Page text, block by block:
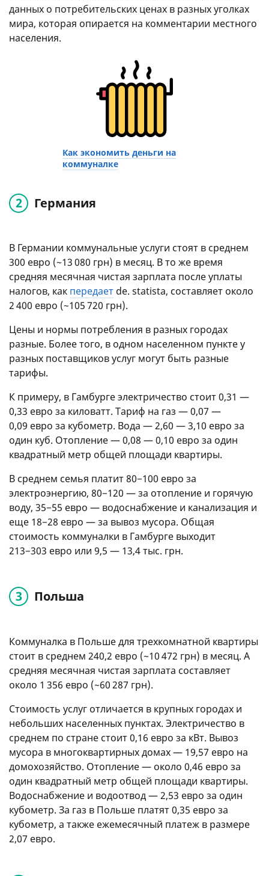
данных о потребительских ценах в разных уголках
мира, которая опирается на комментарии местного
населения.
Как экономить деньги на
коммуналке
Германия
В Германии коммунальные услуги стоят в среднем
300 евро (~13 080 грн) в месяц. В то же время
средняя месячная чистая зарплата после уплаты
налогов, как передает de. statista, составляет около
2 400 евро (~105 720 грн).
Цены и нормы потребления в разных городах
разные. Более того, в одном населенном пункте у
разных поставщиков услуг могут быть разные
тарифы.
К примеру, в Гамбурге электричество стоит 0,31 —
0,33 евро за киловатт. Тариф на газ — 0,07 —
0,09 евро за кубометр. Вода — 2,60 — 3,10 евро за
один куб. Отопление — 0,08 — 0,10 евро за один
квадратный метр общей площади квартиры.
В среднем семья платит 80−100 евро за
электроэнергию, 80−120 — за отопление и горячую
воду, 35−55 евро — водоснабжение и канализация и
еще 18−28 евро — за вывоз мусора. Общая
стоимость коммуналки в Гамбурге выходит
213−303 евро или 9,5 — 13,4 тыс. грн.
Польша
Коммуналка в Польше для трехкомнатной квартиры
стоит в среднем 240,2 евро (~10 472 грн) в месяц. А
средняя месячная чистая зарплата составляет
около 1 356 евро (~60 287 грн).
Стоимость услуг отличается в крупных городах и
небольших населенных пунктах. Электричество в
среднем по стране стоит 0,16 евро за кВт. Вывоз
мусора в многоквартирных домах — 19,57 евро на
домохозяйство. Отопление — около 0,46 евро за
один квадратный метр общей площади квартиры.
Водоснабжение и водоотвод — 2,53 евро за один
кубометр. За газ в Польше платят 0,35 евро за
кубометр, а также ежемесячный платеж в размере
2,07 евро.